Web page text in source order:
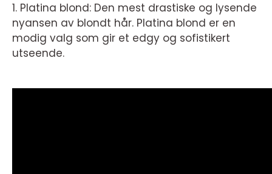
1. Platina blond: Den mest drastiske og lysende
nyansen av blondt hår. Platina blond er en
modig valg som gir et edgy og sofistikert
utseende.